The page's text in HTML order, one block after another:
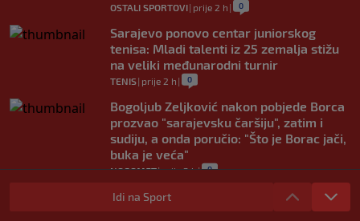
OSTALI SPORTOVI| prije 2 h | 0
Sarajevo ponovo centar juniorskog
tenisa: Mladi talenti iz 25 zemalja stižu
na veliki međunarodni turnir
TENIS| prije 2 h | 0
Bogoljub Zeljković nakon pobjede Borca
prozvao "sarajevsku čaršiju", zatim i
sudiju, a onda poručio: "Što je Borac jači,
buka je veća"
NOGOMET|prije 2 h| 0
Nova kriza potresa FIFA-u: Gianni
Infantino je sada optužen za "obmanu"
Idi na Sport